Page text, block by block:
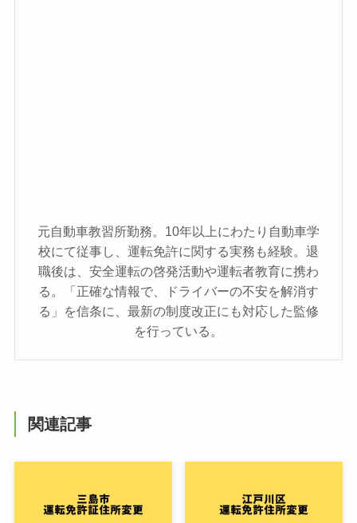
元自動車教習所勤務。10年以上にわたり自動車学
校にて従事し、運転免許に関する実務も経験。退
職後は、安全運転の啓発活動や運転者教育に携わ
る。「正確な情報で、ドライバーの不安を解消す
る」を信条に、最新の制度改正にも対応した監修
を行っている。
関連記事